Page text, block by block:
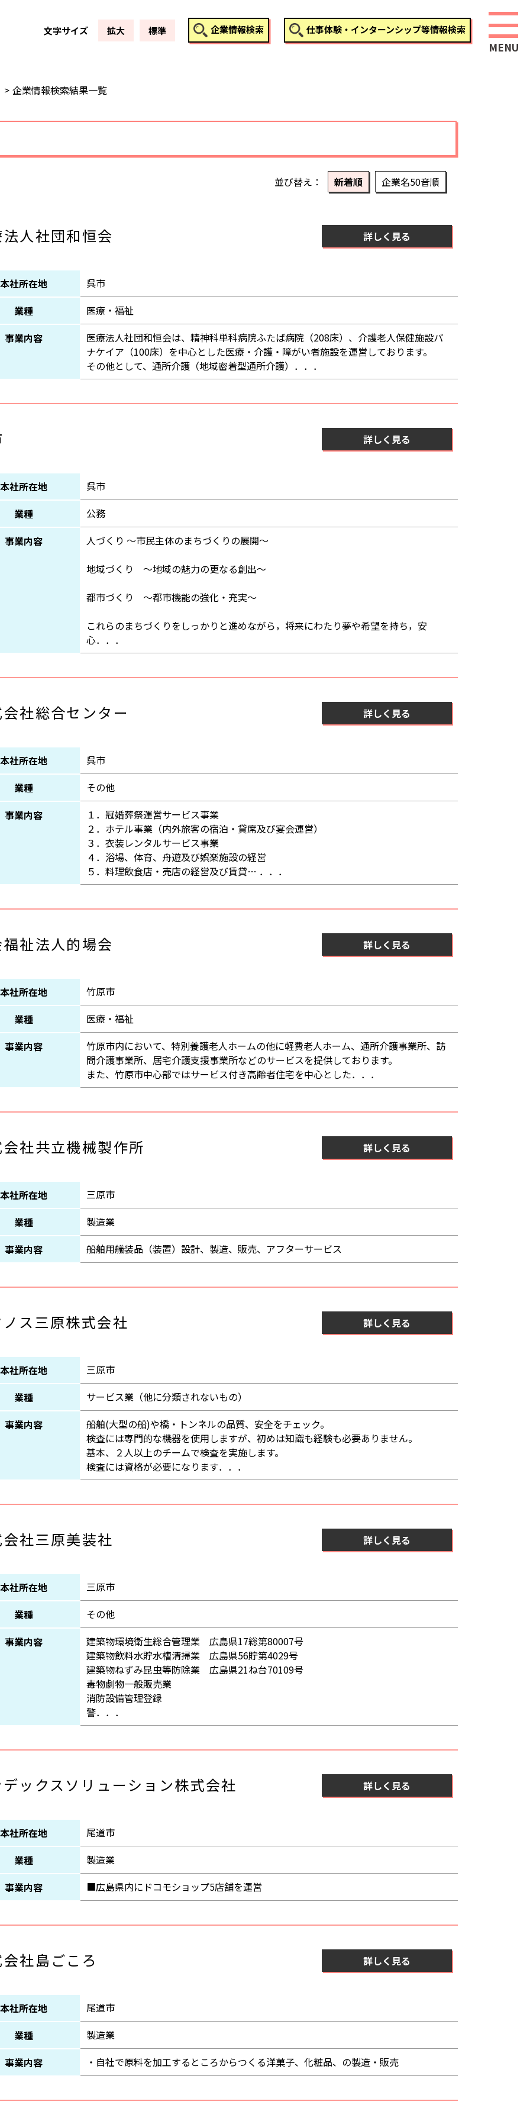
文字サイズ 拡大 標準 企業情報検索 仕事体験・インターンシップ等情報検索
企業情報検索結果一覧
並び替え 新着順 企業名50音順
人社団和恒会 詳しく見る
本社所在地
呉市
業種
医療・福祉
事業内容
医療法人社団和恒会は、精神科単科病院ふたば病院（208床）、介護老人保健施設パ
ナケイア（100床）を中心とした医療・介護・障がい者施設を運営しております。
その他として、通所介護（地域密着型通所介護）．．．
詳しく見る
本社所在地
呉市
業種
公務
事業内容
人づくり ～市民主体のまちづくりの展開～
地域づくり ～地域の魅力の更なる創出～
都市づくり ～都市機能の強化・充実～
これらのまちづくりをしっかりと進めながら，将来にわたり夢や希望を持ち，安
心．．．
社総合センター 詳しく見る
本社所在地
呉市
業種
その他
事業内容
１．冠婚葬祭運営サービス事業
２．ホテル事業（内外旅客の宿泊・貸席及び宴会運営）
３．衣装レンタルサービス事業
４．浴場、体育、舟遊及び娯楽施設の経営
５．料理飲食店・売店の経営及び賃貸… ．．．
祉法人的場会 詳しく見る
本社所在地
竹原市
業種
医療・福祉
事業内容
竹原市内において、特別養護老人ホームの他に軽費老人ホーム、通所介護事業所、訪
問介護事業所、居宅介護支援事業所などのサービスを提供しております。
また、竹原市中心部ではサービス付き高齢者住宅を中心とした．．．
社共立機械製作所 詳しく見る
本社所在地
三原市
業種
製造業
事業内容
船舶用艤装品（装置）設計、製造、販売、アフターサービス
ス三原株式会社 詳しく見る
本社所在地
三原市
業種
サービス業（他に分類されないもの）
事業内容
船舶(大型の船)や橋・トンネルの品質、安全をチェック。
検査には専門的な機器を使用しますが、初めは知識も経験も必要ありません。
基本、２人以上のチームで検査を実施します。
検査には資格が必要になります．．．
社三原美装社 詳しく見る
本社所在地
三原市
業種
その他
事業内容
建築物環境衛生総合管理業 広島県17総第80007号
建築物飲料水貯水槽清掃業 広島県56貯第4029号
建築物ねずみ昆虫等防除業 広島県21ね台70109号
毒物劇物一般販売業
消防設備管理登録
警．．．
ックスソリューション株式会社 詳しく見る
本社所在地
尾道市
業種
製造業
事業内容
■広島県内にドコモショップ5店舗を運営
社島ごころ 詳しく見る
本社所在地
尾道市
業種
製造業
事業内容
・自社で原料を加工するところからつくる洋菓子、化粧品、の製造・販売